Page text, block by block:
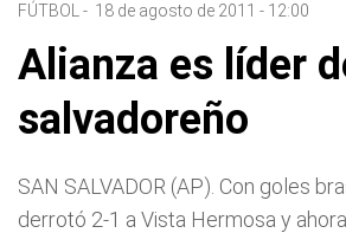
FÚTBOL
- 18 de agosto de 2011 - 12:00
Alianza es lí­der
salvadoreño
SAN SALVADOR (AP). Con goles
derrotó 2-1 a Vista Hermosa y